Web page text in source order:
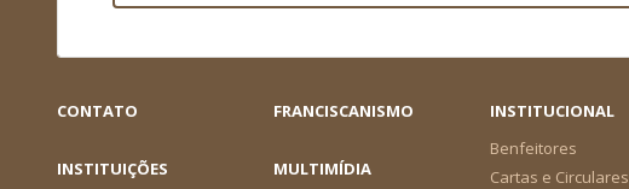
CONTATO FRANCISCANISMO
INSTITUCIONAL
Benfeitores
Cartas e Circulares
INSTITUIÇÕES
MULTIMÍDIA